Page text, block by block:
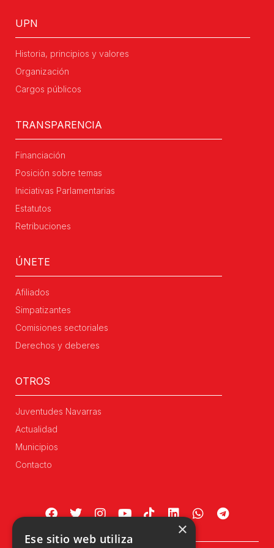
UPN
Historia, principios y valores
Organización
Cargos públicos
TRANSPARENCIA
Financiación
Posición sobre temas
Iniciativas Parlamentarias
Estatutos
Retribuciones
ÚNETE
Afiliados
Simpatizantes
Comisiones sectoriales
Derechos y deberes
OTROS
Juventudes Navarras
Actualidad
Municipios
Contacto
×
Ese sitio web utiliza